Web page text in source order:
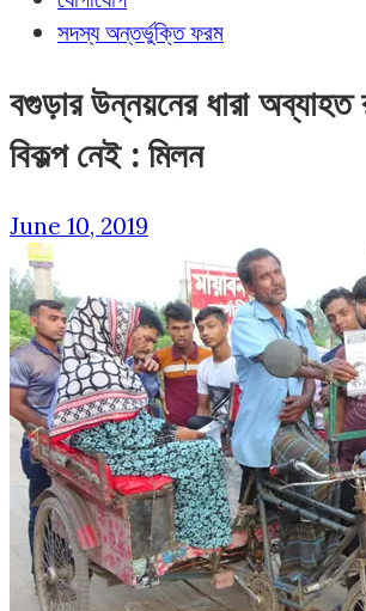
সদস্য অন্তর্ভুক্তি ফরম
বগুড়ার উন্নয়নের ধারা অব্যাহত
বিকল্প নেই : মিলন
June 10, 2019